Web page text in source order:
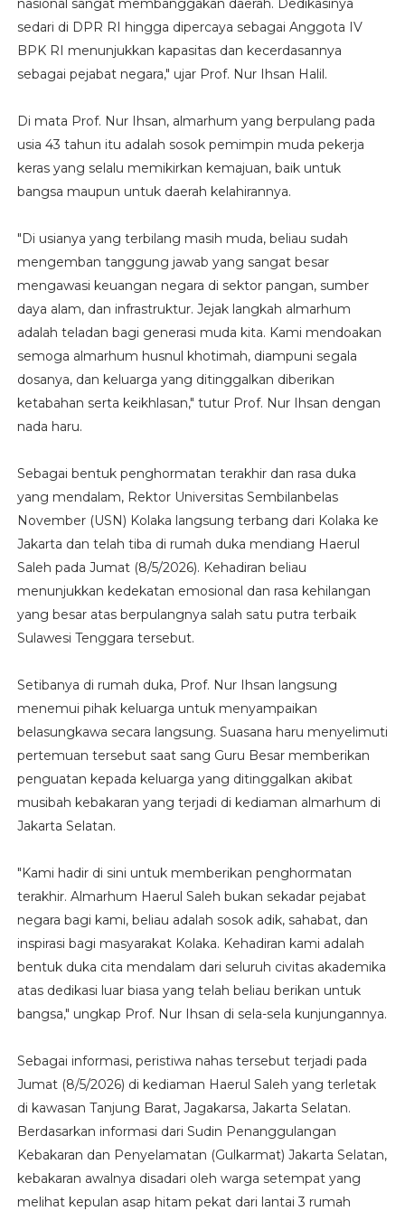
nasional sangat membanggakan daerah. Dedikasinya
sedari di DPR RI hingga dipercaya sebagai Anggota IV
BPK RI menunjukkan kapasitas dan kecerdasannya
sebagai pejabat negara," ujar Prof. Nur Ihsan Halil.
Di mata Prof. Nur Ihsan, almarhum yang berpulang pada
usia 43 tahun itu adalah sosok pemimpin muda pekerja
keras yang selalu memikirkan kemajuan, baik untuk
bangsa maupun untuk daerah kelahirannya.
"Di usianya yang terbilang masih muda, beliau sudah
mengemban tanggung jawab yang sangat besar
mengawasi keuangan negara di sektor pangan, sumber
daya alam, dan infrastruktur. Jejak langkah almarhum
adalah teladan bagi generasi muda kita. Kami mendoakan
semoga almarhum husnul khotimah, diampuni segala
dosanya, dan keluarga yang ditinggalkan diberikan
ketabahan serta keikhlasan," tutur Prof. Nur Ihsan dengan
nada haru.
Sebagai bentuk penghormatan terakhir dan rasa duka
yang mendalam, Rektor Universitas Sembilanbelas
November (USN) Kolaka langsung terbang dari Kolaka ke
Jakarta dan telah tiba di rumah duka mendiang Haerul
Saleh pada Jumat (8/5/2026). Kehadiran beliau
menunjukkan kedekatan emosional dan rasa kehilangan
yang besar atas berpulangnya salah satu putra terbaik
Sulawesi Tenggara tersebut.
Setibanya di rumah duka, Prof. Nur Ihsan langsung
menemui pihak keluarga untuk menyampaikan
belasungkawa secara langsung. Suasana haru menyelimuti
pertemuan tersebut saat sang Guru Besar memberikan
penguatan kepada keluarga yang ditinggalkan akibat
musibah kebakaran yang terjadi di kediaman almarhum di
Jakarta Selatan.
"Kami hadir di sini untuk memberikan penghormatan
terakhir. Almarhum Haerul Saleh bukan sekadar pejabat
negara bagi kami, beliau adalah sosok adik, sahabat, dan
inspirasi bagi masyarakat Kolaka. Kehadiran kami adalah
bentuk duka cita mendalam dari seluruh civitas akademika
atas dedikasi luar biasa yang telah beliau berikan untuk
bangsa," ungkap Prof. Nur Ihsan di sela-sela kunjungannya.
Sebagai informasi, peristiwa nahas tersebut terjadi pada
Jumat (8/5/2026) di kediaman Haerul Saleh yang terletak
di kawasan Tanjung Barat, Jagakarsa, Jakarta Selatan.
Berdasarkan informasi dari Sudin Penanggulangan
Kebakaran dan Penyelamatan (Gulkarmat) Jakarta Selatan,
kebakaran awalnya disadari oleh warga setempat yang
melihat kepulan asap hitam pekat dari lantai 3 rumah